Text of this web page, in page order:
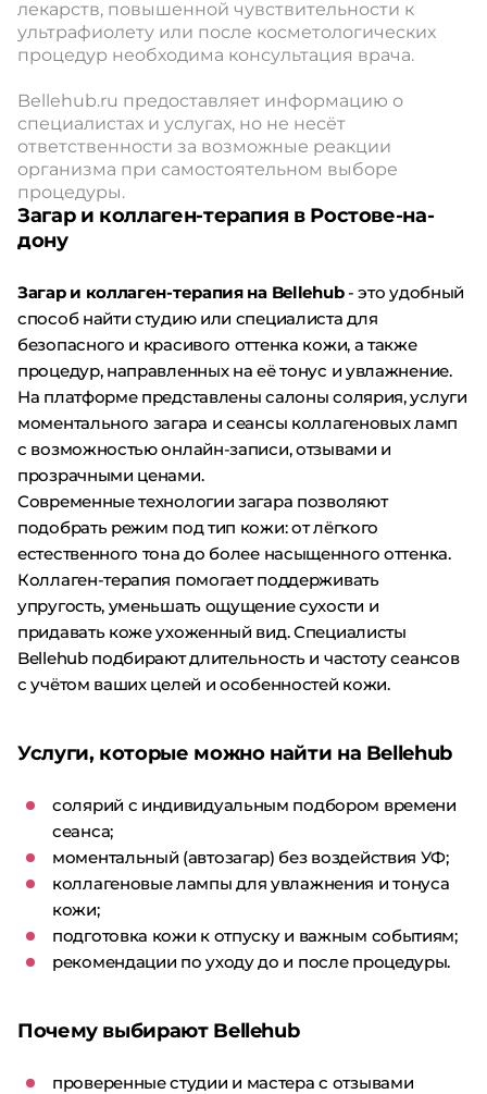
лекарств, повышенной чувствительности к
ультрафиолету или после косметологических
процедур необходима консультация врача.
Bellehub.ru предоставляет информацию о
специалистах и услугах, но не несёт
ответственности за возможные реакции
организма при самостоятельном выборе
процедуры.
Загар и коллаген-терапия в Ростове-на-
дону
Загар и коллаген-терапия на Bellehub- это удобный
способ найти студию или специалиста для
безопасного и красивого оттенка кожи, а также
процедур, направленных на её тонус и увлажнение.
На платформе представлены салоны солярия, услуги
моментального загара и сеансы коллагеновых ламп
с возможностью онлайн-записи, отзывами и
прозрачными ценами.
Современные технологии загара позволяют
подобрать режим под тип кожи: от лёгкого
естественного тона до более насыщенного оттенка.
Коллаген-терапия помогает поддерживать
упругость, уменьшать ощущение сухости и
придавать коже ухоженный вид. Специалисты
Bellehub подбирают длительность и частоту сеансов
с учётом ваших целей и особенностей кожи.
Услуги, которые можно найти на Bellehub
солярий с индивидуальным подбором времени
сеанса;
моментальный (автозагар) без воздействия УФ;
коллагеновые лампы для увлажнения и тонуса
кожи;
подготовка кожи к отпуску и важным событиям;
рекомендации по уходу до и после процедуры.
Почему выбирают Bellehub
проверенные студии и мастера с отзывами